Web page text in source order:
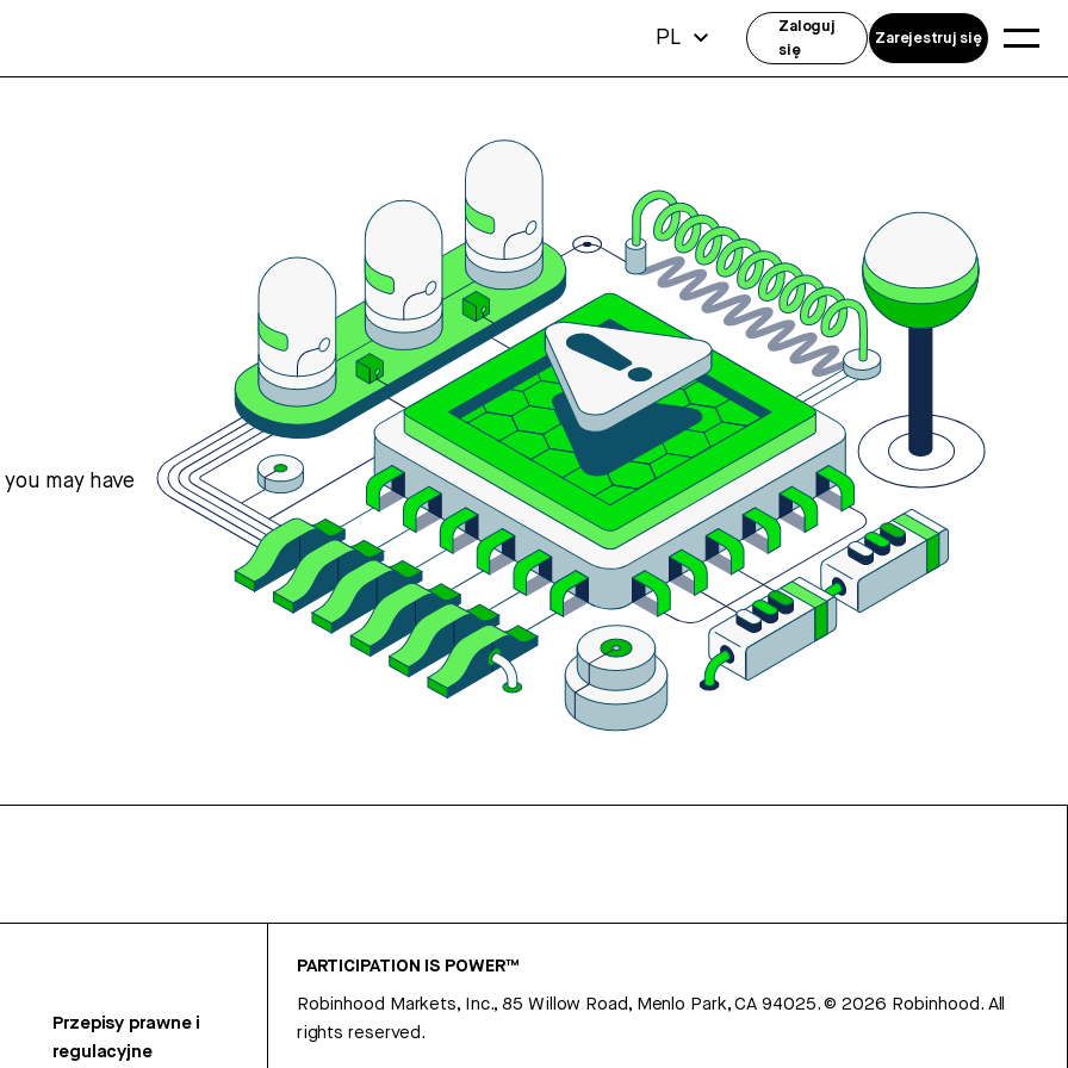
may have
Przepisy prawne i
regulacyjne
PARTICIPATION IS POWER™
Robinhood Markets, Inc., 85 Willow Road, Menlo Park, CA 94025.©2026 Robinhood. All
rights reserved.
PL
Zaloguj
się
Zarejestruj się